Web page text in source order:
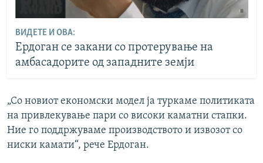
ВИДЕТЕ И ОВА:
Ердоган се закани со протерување на
амбасадорите од западните земји
„Со новиот економски модел ја туркаме политиката
на привлекување пари со високи каматни стапки.
Ние го поддржуваме производството и извозот со
ниски камати“, рече Ердоган.